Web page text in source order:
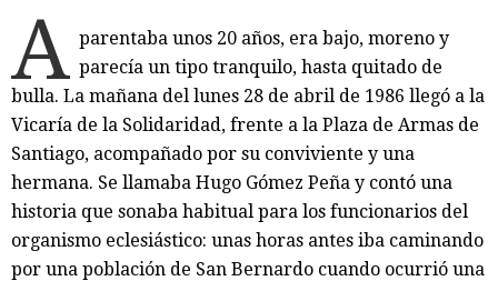
A parentaba unos 20 años, era bajo, moreno y
parecía un tipo tranquilo, hasta quitado de
bulla. La mañana del lunes 28 de abril de 1986 llegó a la
Vicaría de la Solidaridad, frente a la Plaza de Armas de
Santiago, acompañado por su conviviente y una
hermana. Se llamaba Hugo Gómez Peña y contó una
historia que sonaba habitual para los funcionarios del
organismo eclesiástico: unas horas antes iba caminando
por una población de San Bernardo cuando ocurrió una